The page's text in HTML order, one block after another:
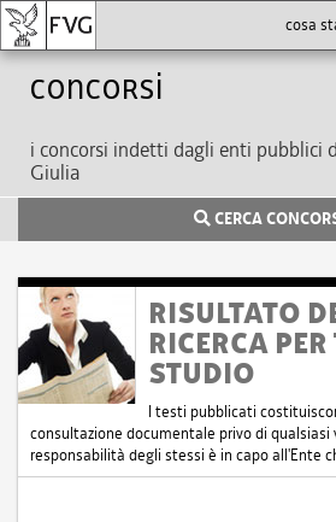
Concorsi
i concorsi indetti dagli enti pubblici
Giulia
CERCA
RISULTATO
RICERCA
STUDIO
I testi pubblicati
consultazione documentale privo di qualsiasi
responsabilità degli stessi è in capo all'Ente